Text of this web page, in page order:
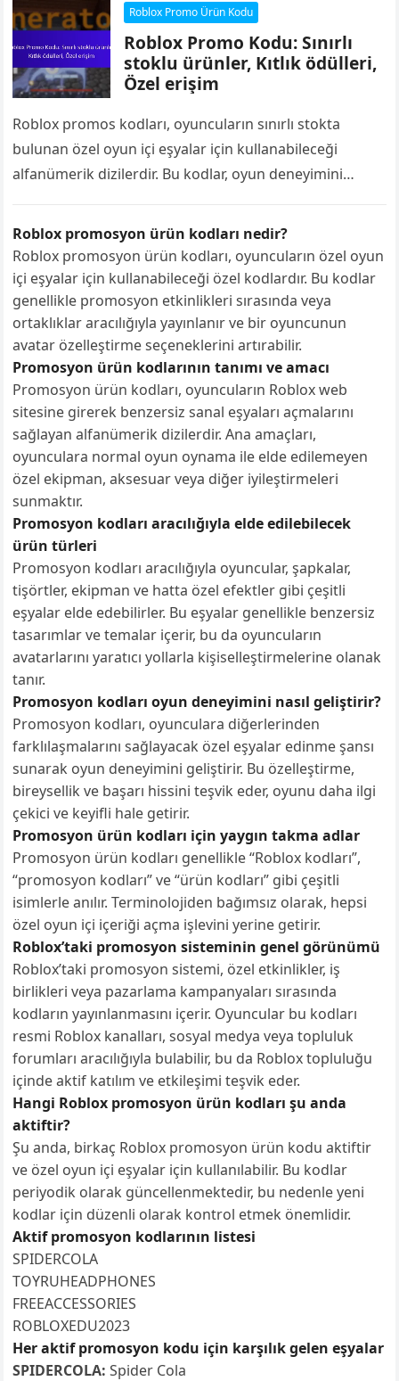
Roblox Promo Ürün Kodu
Roblox Promo Kodu: Sınırlı
stoklu ürünler, Kıtlık ödülleri,
Özel erişim
Roblox promos kodları, oyuncuların sınırlı stokta
bulunan özel oyun içi eşyalar için kullanabileceği
alfanümerik dizilerdir. Bu kodlar, oyun deneyimini
erişim sağlar…
Roblox promosyon ürün kodları nedir?
Roblox promosyon ürün kodları, oyuncuların özel oyun
içi eşyalar için kullanabileceği özel kodlardır. Bu kodlar
genellikle promosyon etkinlikleri sırasında veya
ortaklıklar aracılığıyla yayınlanır ve bir oyuncunun
avatar özelleştirme seçeneklerini artırabilir.
Promosyon ürün kodlarının tanımı ve amacı
Promosyon ürün kodları, oyuncuların Roblox web
sitesine girerek benzersiz sanal eşyaları açmalarını
sağlayan alfanümerik dizilerdir. Ana amaçları,
oyunculara normal oyun oynama ile elde edilemeyen
özel ekipman, aksesuar veya diğer iyileştirmeleri
sunmaktır.
Promosyon kodları aracılığıyla elde edilebilecek
ürün türleri
Promosyon kodları aracılığıyla oyuncular, şapkalar,
tişörtler, ekipman ve hatta özel efektler gibi çeşitli
eşyalar elde edebilirler. Bu eşyalar genellikle benzersiz
tasarımlar ve temalar içerir, bu da oyuncuların
avatarlarını yaratıcı yollarla kişiselleştirmelerine olanak
tanır.
Promosyon kodları oyun deneyimini nasıl geliştirir?
Promosyon kodları, oyunculara diğerlerinden
farklılaşmalarını sağlayacak özel eşyalar edinme şansı
sunarak oyun deneyimini geliştirir. Bu özelleştirme,
bireysellik ve başarı hissini teşvik eder, oyunu daha ilgi
çekici ve keyifli hale getirir.
Promosyon ürün kodları için yaygın takma adlar
Promosyon ürün kodları genellikle “Roblox kodları”,
“promosyon kodları” ve “ürün kodları” gibi çeşitli
isimlerle anılır. Terminolojiden bağımsız olarak, hepsi
özel oyun içi içeriği açma işlevini yerine getirir.
Roblox’taki promosyon sisteminin genel görünümü
Roblox’taki promosyon sistemi, özel etkinlikler, iş
birlikleri veya pazarlama kampanyaları sırasında
kodların yayınlanmasını içerir. Oyuncular bu kodları
resmi Roblox kanalları, sosyal medya veya topluluk
forumları aracılığıyla bulabilir, bu da Roblox topluluğu
içinde aktif katılım ve etkileşimi teşvik eder.
Hangi Roblox promosyon ürün kodları şu anda
aktiftir?
Şu anda, birkaç Roblox promosyon ürün kodu aktiftir
ve özel oyun içi eşyalar için kullanılabilir. Bu kodlar
periyodik olarak güncellenmektedir, bu nedenle yeni
kodlar için düzenli olarak kontrol etmek önemlidir.
Aktif promosyon kodlarının listesi
SPIDERCOLA
TOYRUHEADPHONES
FREEACCESSORIES
ROBLOXEDU2023
Her aktif promosyon kodu için karşılık gelen eşyalar
SPIDERCOLA: Spider Cola